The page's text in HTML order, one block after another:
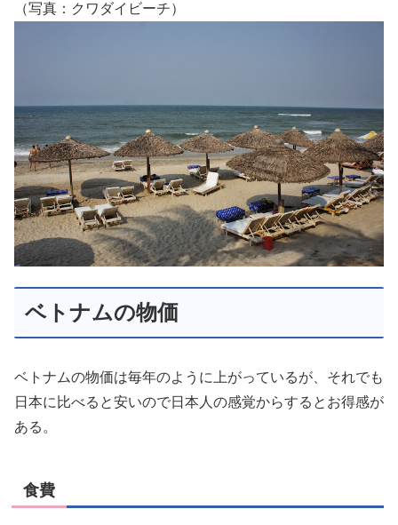
（写真：クワダイビーチ）
ベトナムの物価
ベトナムの物価は毎年のように上がっているが、それでも
日本に比べると安いので日本人の感覚からするとお得感が
ある。
食費